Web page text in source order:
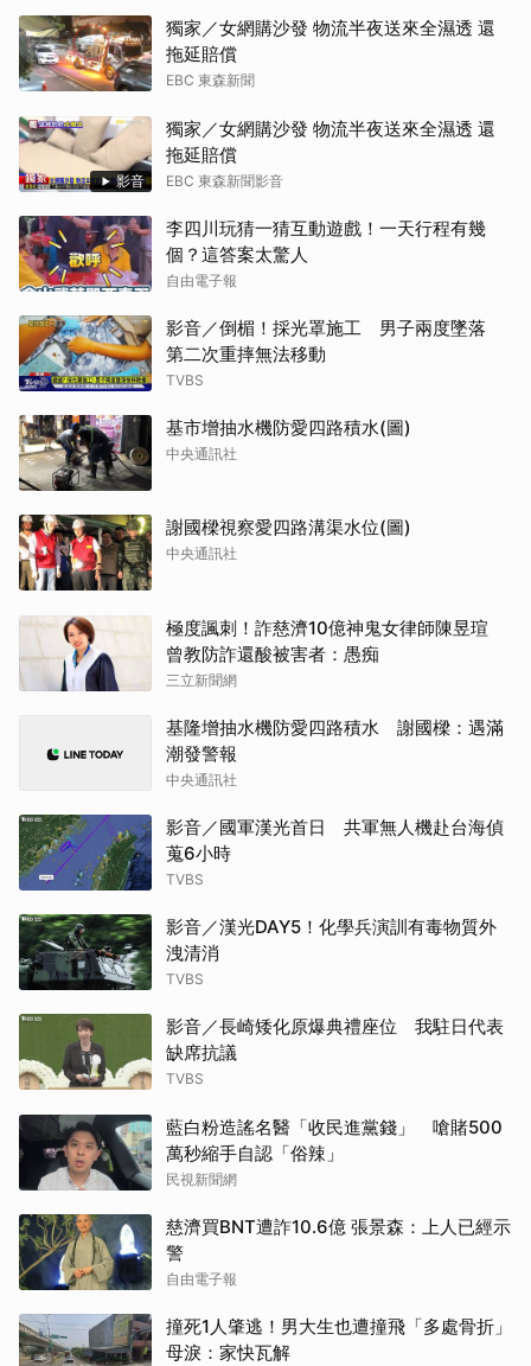
獨家／女網購沙發 物流半夜送來全濕透 還
拖延賠償
EBC 東森新聞
影音
獨家／女網購沙發 物流半夜送來全濕透 還
拖延賠償
EBC 東森新聞影音
李四川玩猜一猜互動遊戲！一天行程有幾
個？這答案太驚人
自由電子報
影音／倒楣！採光罩施工 男子兩度墜落
第二次重摔無法移動
TVBS
基市增抽水機防愛四路積水(圖)
中央通訊社
謝國樑視察愛四路溝渠水位(圖)
中央通訊社
極度諷刺！詐慈濟10億神鬼女律師陳昱瑄
曾教防詐還酸被害者：愚痴
三立新聞網
基隆增抽水機防愛四路積水 謝國樑：遇滿
潮發警報
中央通訊社
影音／國軍漢光首日 共軍無人機赴台海偵
蒐6小時
TVBS
影音／漢光DAY5！化學兵演訓有毒物質外
洩清消
TVBS
影音／長崎矮化原爆典禮座位 我駐日代表
缺席抗議
TVBS
藍白粉造謠名醫「收民進黨錢」 嗆賭500
萬秒縮手自認「俗辣」
民視新聞網
慈濟買BNT遭詐10.6億 張景森：上人已經示
警
自由電子報
撞死1人肇逃！男大生也遭撞飛「多處骨折」
母淚：家快瓦解